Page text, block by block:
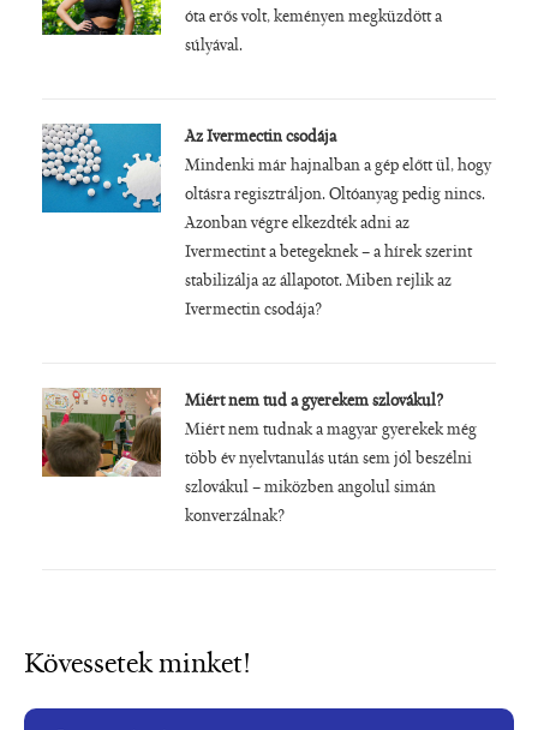
óta erős volt, keményen megküzdött a
súlyával.
Az Ivermectin csodája
Mindenki már hajnalban a gép előtt ül, hogy
oltásra regisztráljon. Oltóanyag pedig nincs.
Azonban végre elkezdték adni az
Ivermectint a betegeknek – a hírek szerint
stabilizálja az állapotot. Miben rejlik az
Ivermectin csodája?
Miért nem tud a gyerekem szlovákul?
Miért nem tudnak a magyar gyerekek még
több év nyelvtanulás után sem jól beszélni
szlovákul – miközben angolul simán
konverzálnak?
Kövessetek minket!